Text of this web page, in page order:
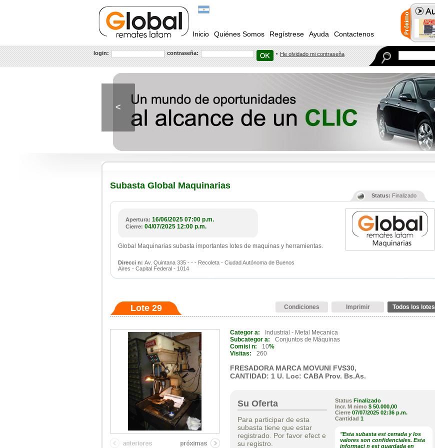
Inicio Quiénes Somos Regístrese Ayuda Contactenos
login: contraseña: He olvidado mi contraseña
<
Subasta Global Maquinarias
Status: Finalizado
Apertura: 16/06/2025 07:00 p.m.
Cierre: 04/07/2025 12:00 p.m.
Global Maquinarias subasta importantes lotes de maquinas y herramientas.
Direcci n: Av. Quintana 335 - - - Recoleta - Ciudad Autónoma de Buenos
Aires - Capital Federal - 1014
Lote 29 Condiciones Imprimir Todos los lotes
Categor a:
Industrial - Metal Mecanica
Subcategor a:
Conjuntos de Máquinas
Comisi n:
10%
Visitas:
260
FRESADORA MARCA MOVUNI FVS30,
CANTIDAD: 1 U. Loc: CABA Prov. Bs.As.
Su Oferta
Para participar de esta
subasta tiene que estar
registrado. Por favor efect e
su registro.
Status Finalizado
Incr. M nimo $ 50.000,00
Cierre 07/07/2025 02:36 p.m.
Cantidad 1
"Esta subasta est cerrada y los
valores son confidenciales. Esta
informaci n est guardada en